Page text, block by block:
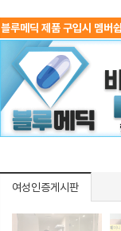
블루메딕 제품 구입시 멤
여성인증게시판